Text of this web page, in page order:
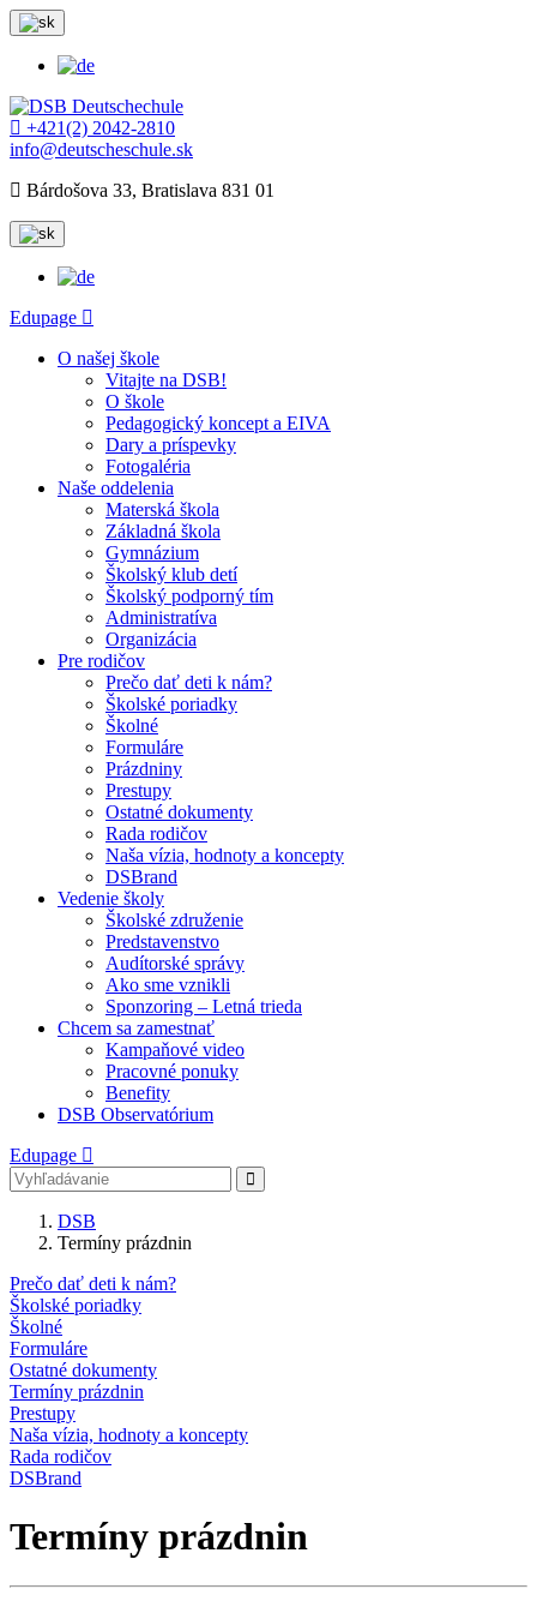
+421(2) 2042-2810
info@deutscheschule.sk
Bárdošova 33, Bratislava 831 01
Edupage
O našej škole
Vitajte na DSB!
O škole
Pedagogický koncept a EIVA
Dary a príspevky
Fotogaléria
Naše oddelenia
Materská škola
Základná škola
Gymnázium
Školský klub detí
Školský podporný tím
Administratíva
Organizácia
Pre rodičov
Prečo dať deti k nám?
Školské poriadky
Školné
Formuláre
Prázdniny
Prestupy
Ostatné dokumenty
Rada rodičov
Naša vízia, hodnoty a koncepty
DSBrand
Vedenie školy
Školské združenie
Predstavenstvo
Audítorské správy
Ako sme vznikli
Sponzoring – Letná trieda
Chcem sa zamestnať
Kampaňové video
Pracovné ponuky
Benefity
DSB Observatórium
Edupage
DSB
Termíny prázdnin
Prečo dať deti k nám?
Školské poriadky
Školné
Formuláre
Ostatné dokumenty
Termíny prázdnin
Prestupy
Naša vízia, hodnoty a koncepty
Rada rodičov
DSBrand
Termíny prázdnin